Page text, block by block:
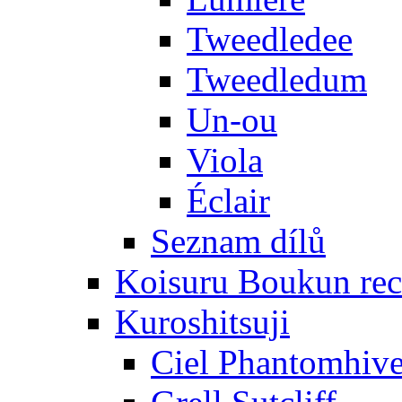
Tweedledee
Tweedledum
Un-ou
Viola
Éclair
Seznam dílů
Koisuru Boukun
Kuroshitsuji
Ciel